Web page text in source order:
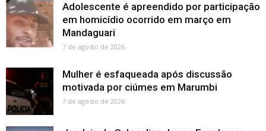
Adolescente é apreendido por participação
em homicídio ocorrido em março em
Mandaguari
7 de agosto de 2026
Mulher é esfaqueada após discussão
motivada por ciúmes em Marumbi
7 de agosto de 2026